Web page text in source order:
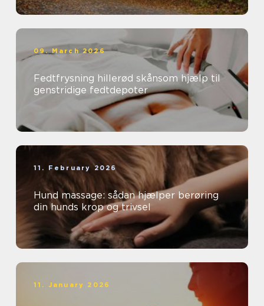
09. March 2026
Fedtfrysning hillerød skånsom hjælp til
genstridige fedtdepoter
11. February 2026
Hund massage: sådan hjælper berøring
din hunds krop og trivsel
11. January 2026